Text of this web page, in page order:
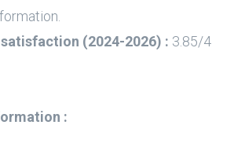
(2024-2026) : 3.85/4
: